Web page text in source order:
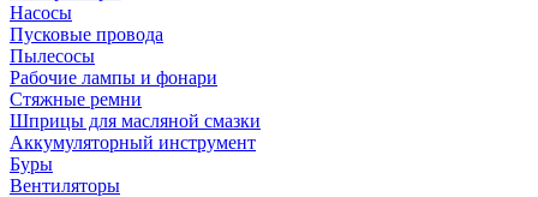
Насосы
Пусковые провода
Пылесосы
Рабочие лампы и фонари
Стяжные ремни
Шприцы для масляной смазки
Аккумуляторный инструмент
Буры
Вентиляторы